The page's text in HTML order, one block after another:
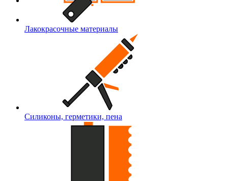
Лакокрасочные материалы
Силиконы, герметики, пена